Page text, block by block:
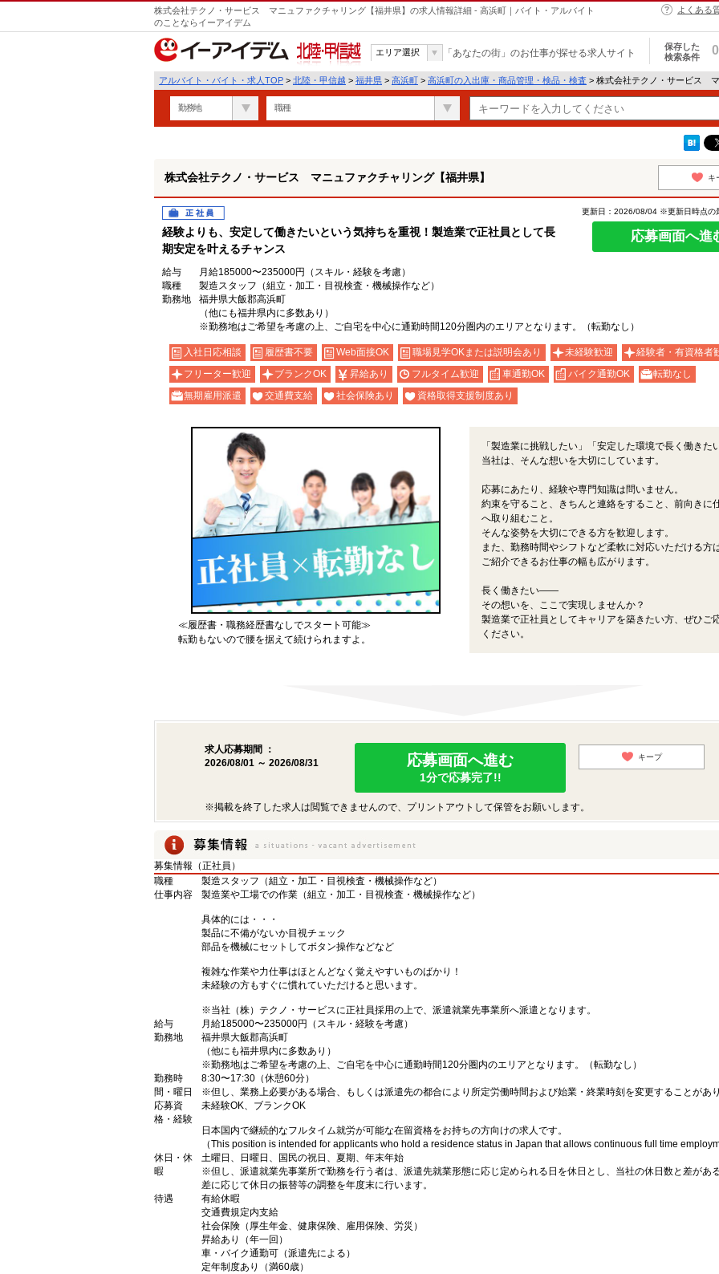
株式会社テクノ・サービス マニュファクチャリング【福井県】の求人情報詳細 - 高浜町｜バイト・アルバイト
のことならイーアイデム
よくある
北陸・甲信越
エリア選択 「あなたの街」のお仕事が探せる求人サイト
保存した
検索条件
0
アルバイト・バイト・求人TOP > 北陸・甲信越 > 福井県 > 高浜町 > 高浜町の入出庫・商品管理・検品・検査 > 株式会社テクノ・サービス
勤務地 職種
株式会社テクノ・サービス マニュファクチャリング【福井県】 キ
正社員
経験よりも、安定して働きたいという気持ちを重視！製造業で正社員として長
期安定を叶えるチャンス
更新日：2026/08/04 ※更新日時点の
応募画面へ進
給与
月給185000〜235000円（スキル・経験を考慮）
職種
製造スタッフ（組立・加工・目視検査・機械操作など）
勤務地
福井県大飯郡高浜町
（他にも福井県内に多数あり）
※勤務地はご希望を考慮の上、ご自宅を中心に通勤時間120分圏内のエリアとなります。（転勤なし）
入社日応相談 履歴書不要 Web面接OK 職場見学OKまたは説明会あり 未経験歓迎
経験者・有資格者
フリーター歓迎
ブランクOK 昇給あり フルタイム歓迎 車通勤OK バイク通勤OK
転勤なし
無期雇用派遣
交通費支給 社会保険あり 資格取得支援制度あり
≪履歴書・職務経歴書なしでスタート可能≫
転勤もないので腰を据えて続けられますよ。
「製造業に挑戦したい」「安定した環境で長く働きたい
当社は、そんな想いを大切にしています。
応募にあたり、経験や専門知識は問いません。
約束を守ること、きちんと連絡をすること、前向きに
へ取り組むこと。
そんな姿勢を大切にできる方を歓迎します。
また、勤務時間やシフトなど柔軟に対応いただける方は
ご紹介できるお仕事の幅も広がります。
長く働きたい――
その想いを、ここで実現しませんか？
製造業で正社員としてキャリアを築きたい方、ぜひご
ください。
求人応募期間 ：
2026/08/01 ～ 2026/08/31
応募画面へ進む
1分で応募完了!!
キープ
※掲載を終了した求人は閲覧できませんので、プリントアウトして保管をお願いします。
募集情報（正社員）
職種
製造スタッフ（組立・加工・目視検査・機械操作など）
仕事内容
製造業や工場での作業（組立・加工・目視検査・機械操作など）
具体的には・・・
製品に不備がないか目視チェック
部品を機械にセットしてボタン操作などなど
複雑な作業や力仕事はほとんどなく覚えやすいものばかり！
未経験の方もすぐに慣れていただけると思います。
※当社（株）テクノ・サービスに正社員採用の上で、派遣就業先事業所へ派遣となります。
給与
月給185000〜235000円（スキル・経験を考慮）
勤務地
福井県大飯郡高浜町
（他にも福井県内に多数あり）
※勤務地はご希望を考慮の上、ご自宅を中心に通勤時間120分圏内のエリアとなります。（転勤なし）
勤務時
間・曜日
8:30〜17:30（休憩60分）
※但し、業務上必要がある場合、もしくは派遣先の都合により所定労働時間および始業・終業時刻を変更することがあり
応募資
格・経験
未経験OK、ブランクOK
日本国内で継続的なフルタイム就労が可能な在留資格をお持ちの方向けの求人です。
（This position is intended for applicants who hold a residence status in Japan that allows continuous full time
休日・休
暇
土曜日、日曜日、国民の祝日、夏期、年末年始
※但し、派遣就業先事業所で勤務を行う者は、派遣先就業形態に応じ定められる日を休日とし、当社の休日数と差があ
差に応じて休日の振替等の調整を年度末に行います。
待遇
有給休暇
交通費規定内支給
社会保険（厚生年金、健康保険、雇用保険、労災）
昇給あり（年一回）
車・バイク通勤可（派遣先による）
定年制度あり（満60歳）